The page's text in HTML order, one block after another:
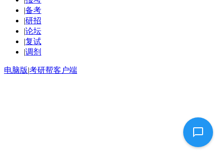
|备考
|研招
|论坛
|复试
|调剂
电脑版|考研帮客户端